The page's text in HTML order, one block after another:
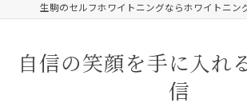
自信の笑顔を手に入れ
信